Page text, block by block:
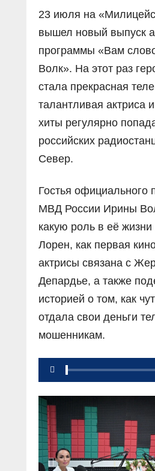
В знании сила
Специальный репортаж
КиберПОСТОВОЙ
Газета «Щит и меч»
Журнал «Полиция России»
О ПОРТАЛЕ
Контакты
Вакансии
23 июля на
вышел новый выпуск
программы «Вам
Волк». На этот раз
стала прекрасная
талантливая актриса
хиты регулярно
российских
Север.
Гостья официального
МВД России Ирины
какую роль в её
Лорен, как первая
актрисы связана с
Депардье, а также
историей о том, как
отдала свои деньги
мошенникам.